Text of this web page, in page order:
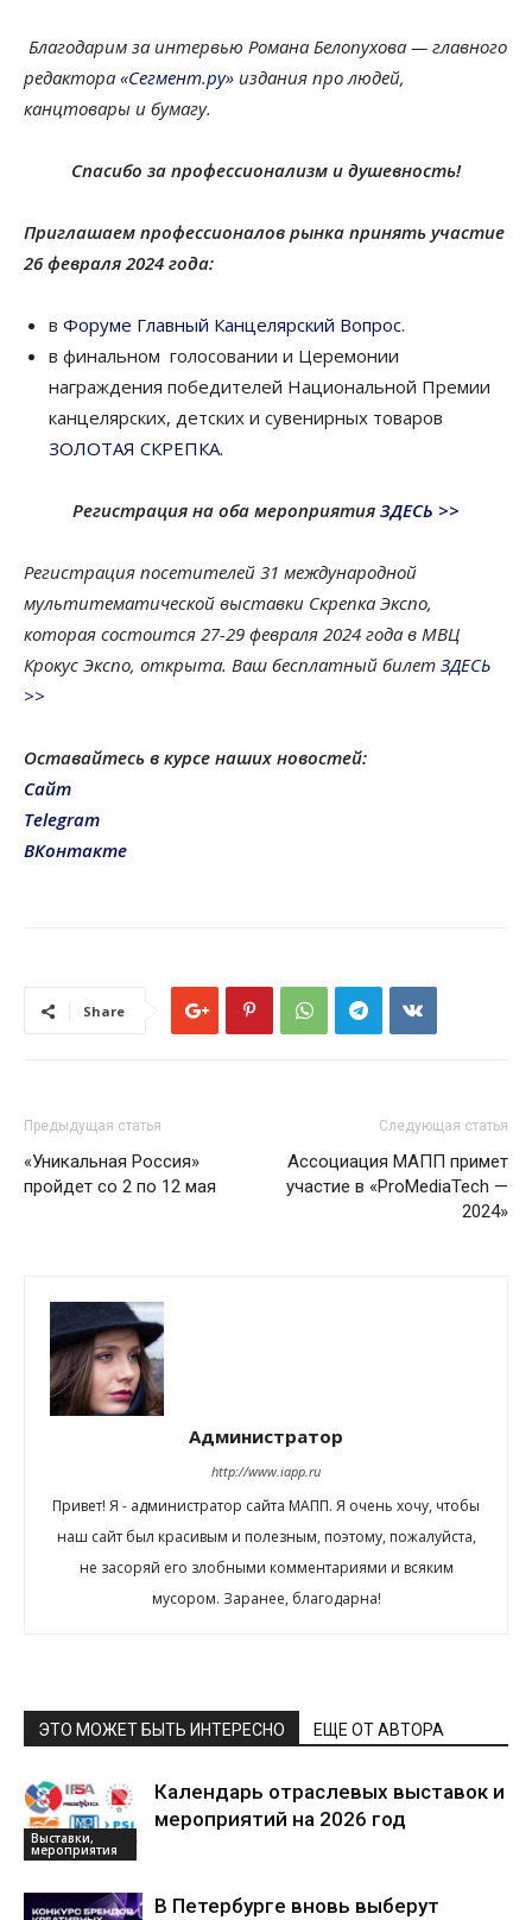
Благодарим за интервью Романа Белопухова — главного
редактора «Сегмент.ру» издания про людей,
канцтовары и бумагу.
Спасибо за профессионализм и душевность!
Приглашаем профессионалов рынка принять участие
26 февраля 2024 года:
в Форуме Главный Канцелярский Вопрос.
в финальном голосовании и Церемонии
награждения победителей Национальной Премии
канцелярских, детских и сувенирных товаров
ЗОЛОТАЯ СКРЕПКА.
Регистрация на оба мероприятия ЗДЕСЬ >>
Регистрация посетителей 31 международной
мультитематической выставки Скрепка Экспо,
которая состоится 27-29 февраля 2024 года в МВЦ
Крокус Экспо, открыта. Ваш бесплатный билет ЗДЕСЬ
>>
Оставайтесь в курсе наших новостей:
Cайт
Telegram
ВКонтакте
Share
Предыдущая статья
«Уникальная Россия»
пройдет со 2 по 12 мая
Следующая статья
Ассоциация МАПП примет
участие в «ProMediaTech —
2024»
Администратор
http://www.iapp.ru
Привет! Я - администратор сайта МАПП. Я очень хочу, чтобы
наш сайт был красивым и полезным, поэтому, пожалуйста,
не засоряй его злобными комментариями и всяким
мусором. Заранее, благодарна!
ЭТО МОЖЕТ БЫТЬ ИНТЕРЕСНО ЕЩЕ ОТ АВТОРА
Выставки,
мероприятия
Календарь отраслевых выставок и
мероприятий на 2026 год
В Петербурге вновь выберут